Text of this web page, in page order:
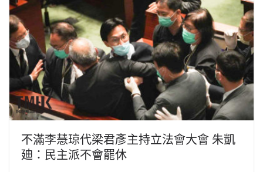
不滿李慧琼代梁君彥主持立法會大會 朱凱
廸：民主派不會罷休